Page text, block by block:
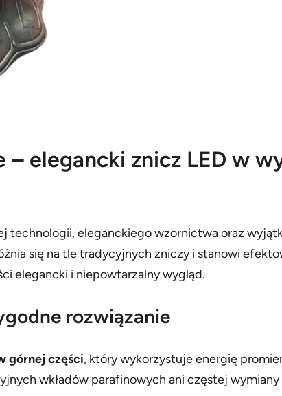
– elegancki znicz LED w
technologii, eleganckiego wzornictwa oraz
się na tle tradycyjnych zniczy i stanowi
elegancki i niepowtarzalny wygląd.
rozwiązanie
górnej części, który wykorzystuje energię
wkładów parafinowych ani częstej